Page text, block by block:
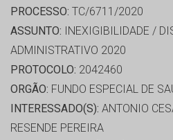
PROCESSO: TC/6711/2020
ASSUNTO: INEXIGIBILIDADE /
ADMINISTRATIVO 2020
PROTOCOLO: 2042460
ORGÃO: FUNDO ESPECIAL DE
INTERESSADO(S): ANTONIO
RESENDE PEREIRA